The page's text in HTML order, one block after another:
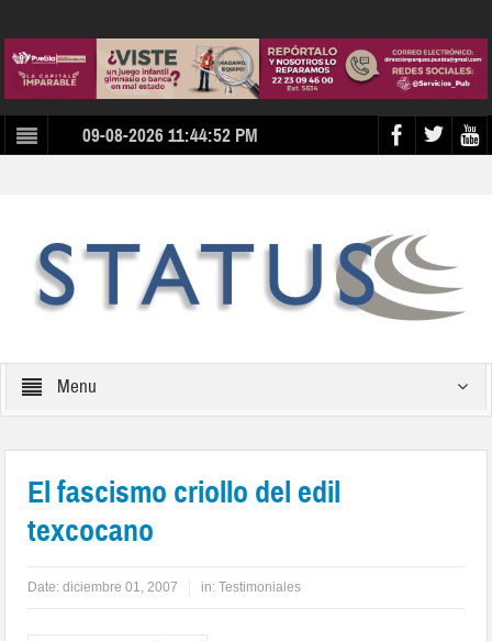
09-08-2026 11:44:52 PM
Menu
El fascismo criollo del edil
texcocano
Date:diciembre 01, 2007 in:Testimoniales